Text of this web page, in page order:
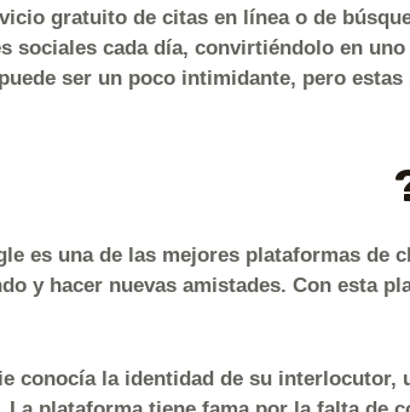
gratuito de citas en línea o de
sociales cada día, convirtiéndolo en
ser un poco intimidante, pero
es una de las mejores plataformas de
y hacer nuevas amistades. Con esta
conocía la identidad de su interlocutor,